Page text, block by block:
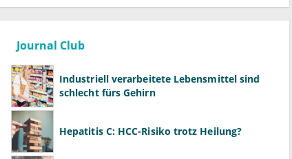
Journal Club
Industriell verarbeitete Lebensmittel sind
schlecht fürs Gehirn
Hepatitis C: HCC-Risiko trotz Heilung?